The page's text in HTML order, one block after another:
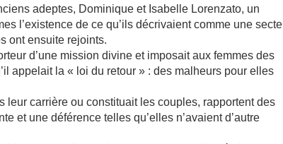
adeptes, Dominique et Isabelle Lorenzato, un
l’existence de ce qu’ils décrivaient comme une secte
ont ensuite rejoints.
d’une mission divine et imposait aux femmes des
appelait la « loi du retour » : des malheurs pour elles
leur carrière ou constituait les couples, rapportent des
et une déférence telles qu’elles n’avaient d’autre